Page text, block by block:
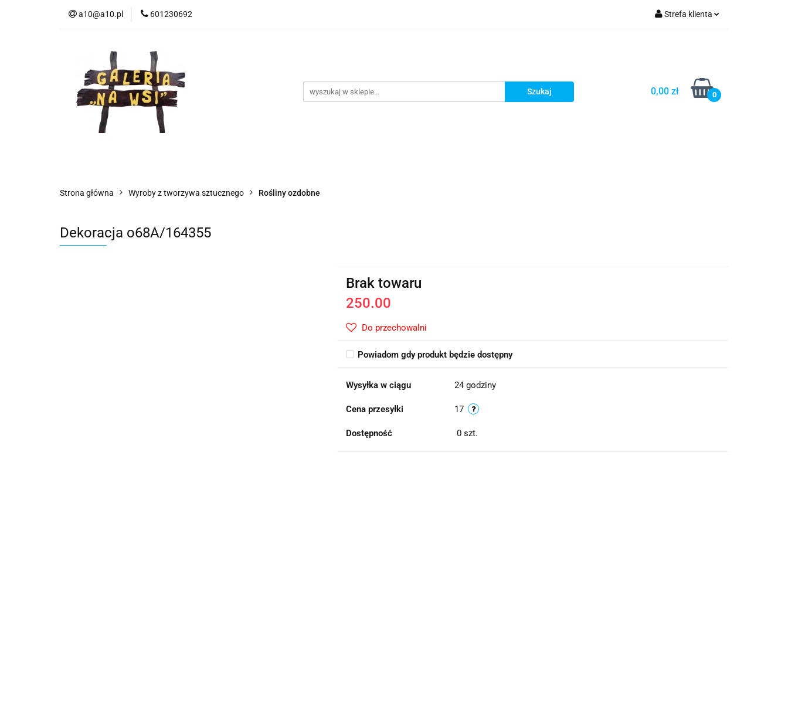
a10@a10.pl 601230692 Strefa klienta
Dodaj zgłoszenie
0,00 zł 0
Strona główna Wyroby z tworzywa sztucznego Rośliny ozdobne
Dekoracja o68A/164355
Brak towaru
250.00
Do przechowalni
Powiadom gdy produkt będzie dostępny
Wysyłka w ciągu 24 godziny
Cena przesyłki 17
Dostępność 0 szt.